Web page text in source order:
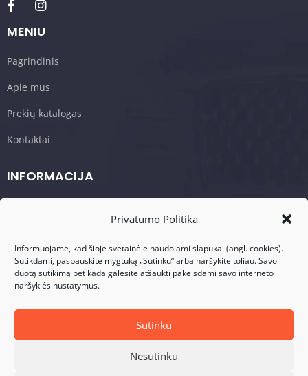
Privatumo Politika
Informuojame, kad šioje svetainėje naudojami slapukai (angl. cookies).
Sutikdami, paspauskite mygtuką „Sutinku“ arba naršykite toliau. Savo
duotą sutikimą bet kada galėsite atšaukti pakeisdami savo interneto
naršyklės nustatymus.
Sutinku
Nesutinku
MENIU
Pagrindinis
Apie mus
Prekių katalogas
Kontaktai
INFORMACIJA
Privatumo politika
KONTAKTAI
Adresas: Visalaukio g. 75, LT-08456 Vilnius
Telefonas: +370 617 17280